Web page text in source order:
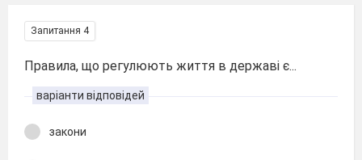
Запитання 4
Правила, що регулюють життя в державі є...
варіанти відповідей
закони